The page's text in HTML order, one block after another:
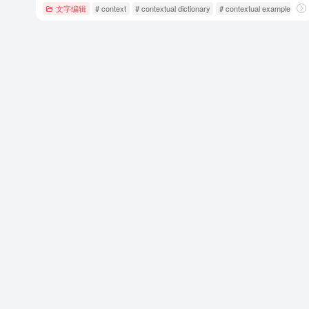
文字编辑 # context # contextual dictionary # contextual example